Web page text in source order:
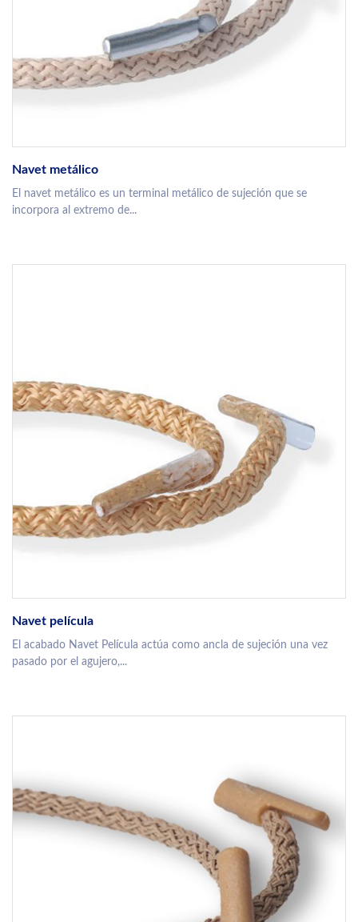
Navet metálico
El navet metálico es un terminal metálico de sujeción que se
incorpora al extremo de...
Navet película
El acabado Navet Película actúa como ancla de sujeción una vez
pasado por el agujero,...